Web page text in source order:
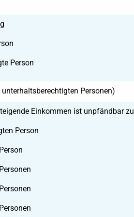
Person
Personen)
Einkommen ist unpfändbar zu
Person